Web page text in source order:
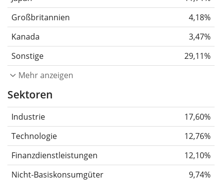
Großbritannien
4,18%
Kanada
3,47%
Sonstige
29,11%
Mehr anzeigen
Sektoren
Industrie
17,60%
Technologie
12,76%
Finanzdienstleistungen
12,10%
Nicht-Basiskonsumgüter
9,74%